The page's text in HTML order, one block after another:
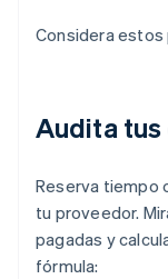
Considera estos
Audita
Reserva tiempo
tu proveedor.
pagadas y
fórmula: